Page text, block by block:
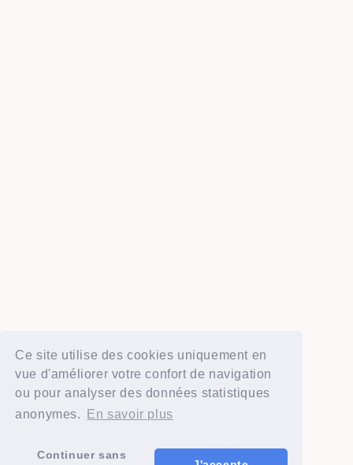
Ce site utilise des cookies uniquement en
vue d'améliorer votre confort de navigation
ou pour analyser des données statistiques
anonymes.
En savoir plus
Continuer sans